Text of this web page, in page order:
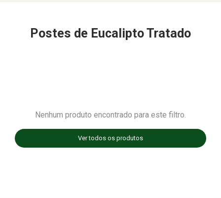
Postes de Eucalipto Tratado
Nenhum produto encontrado para este filtro.
Ver todos os produtos